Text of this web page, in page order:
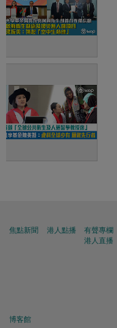
焦點新聞 港人點播
有聲專欄
港人直播
博客館